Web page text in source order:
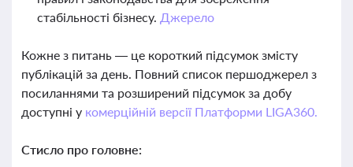
стабільності бізнесу. Джерело
Кожне з питань — це короткий підсумок змісту
публікацій за день. Повний список першоджерел з
посиланнями та розширений підсумок за добу
доступні у комерційній версії Платформи LIGA360.
Стисло про головне: